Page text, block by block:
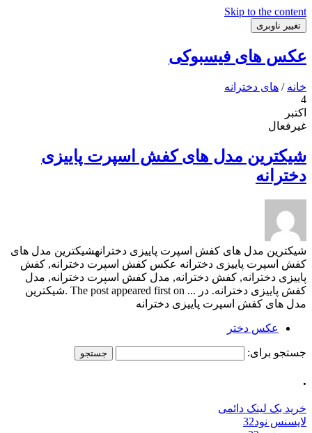
Skip to the content
تغییر ناوبری
عکس های فیسبوکی
خانه / های دخترانه
4
اکتبر
غیرفعال
شیکترین مدل های کفش اسپرت پاییزی
دخترانه
شیکترین مدل های کفش اسپرت پاییزی دخترانهشیکترین مدل های
کفش اسپرت پاییزی دخترانه عکس کفش اسپرت دخترانه, کفش
پاییزی دخترانه, کفش دخترانه, مدل کفش اسپرت دخترانه, مدل
کفش پاییزی دخترانه. در ... The post appeared first on .شیکترین
مدل های کفش اسپرت پاییزی دخترانه
عکس دختر
جستجو برای:
.
خرید بک لینک دائمی
لایسنس نود32